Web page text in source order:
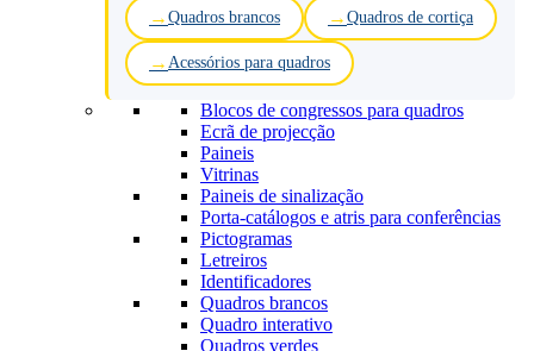
Quadros brancos Quadros de cortiça
Acessórios para quadros
Blocos de congressos para quadros
Ecrã de projecção
Paineis
Vitrinas
Paineis de sinalização
Porta-catálogos e atris para conferências
Pictogramas
Letreiros
Identificadores
Quadros brancos
Quadro interativo
Quadros verdes